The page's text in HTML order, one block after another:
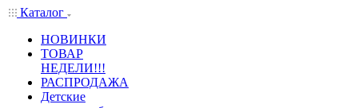
Каталог
НОВИНКИ
ТОВАР
НЕДЕЛИ!!!
РАСПРОДАЖА
Детские